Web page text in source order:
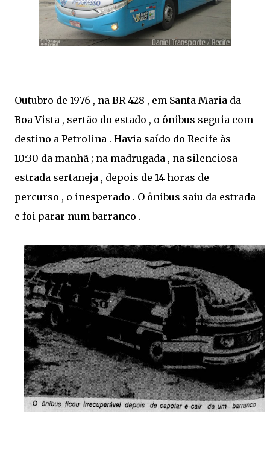
Outubro de 1976 , na BR 428 , em Santa Maria da
Boa Vista , sertão do estado , o ônibus seguia com
destino a Petrolina . Havia saído do Recife às
10:30 da manhã ; na madrugada , na silenciosa
estrada sertaneja , depois de 14 horas de
percurso , o inesperado . O ônibus saiu da estrada
e foi parar num barranco .